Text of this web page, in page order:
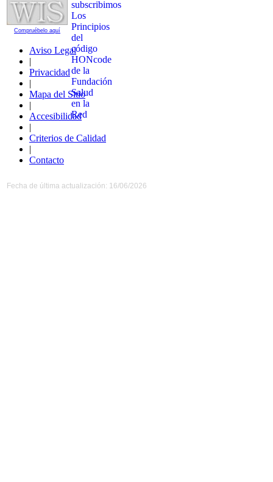
Compruébelo aquí
Aviso Legal
|
Privacidad
|
Mapa del Sitio
|
Accesibilidad
|
Criterios de Calidad
|
Contacto